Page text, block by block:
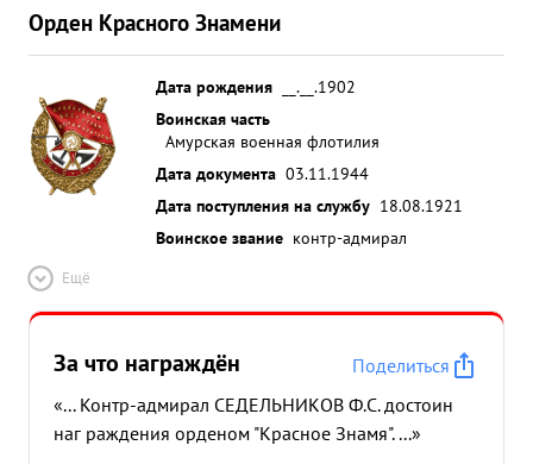
Орден Красного Знамени
Дата рождения
__.__.1902
Воинская часть
Амурская военная флотилия
Дата документа 03.11.1944
Дата поступления на службу 18.08.1921
Воинское звание контр-адмирал
Ещё
За что награждён
Поделиться
«... Контр-адмирал СЕДЕЛЬНИКОВ Ф.С. достоин
наг раждения орденом "Красное Знамя". ...»